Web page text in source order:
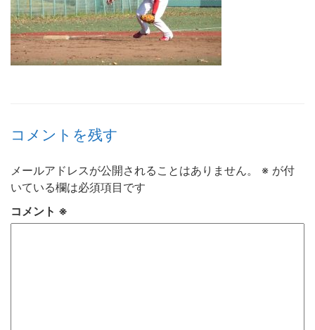
コメントを残す
メールアドレスが公開されることはありません。 ※ が付
いている欄は必須項目です
コメント ※